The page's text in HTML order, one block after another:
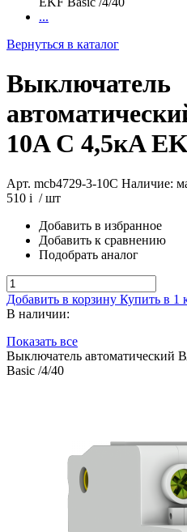
...
Вернуться в каталог
Выключатель
10A C 4,5кA
Арт. mcb4729-3-10C Наличие:
510 i / шт
Добавить в избранное
Добавить к сравнению
Подобрать аналог
Добавить в корзину Купить в 1
В наличии:
Показать все
Выключатель автоматический
Basic /4/40